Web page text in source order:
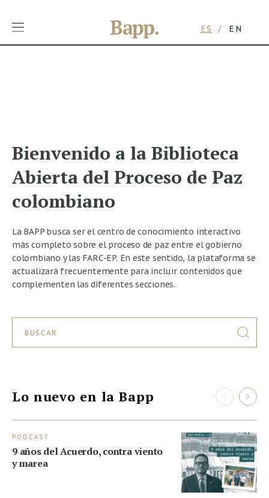
ES EN
Bienvenido a la Biblioteca
Abierta del Proceso de Paz
colombiano
La BAPP busca ser el centro de conocimiento interactivo
más completo sobre el proceso de paz entre el gobierno
colombiano y las FARC-EP. En este sentido, la plataforma se
actualizará frecuentemente para incluir contenidos que
complementen las diferentes secciones.
Lo nuevo en la Bapp
PODCAST
9 años del Acuerdo, contra viento
y marea